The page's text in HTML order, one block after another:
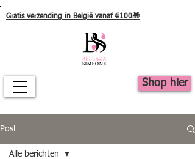
Shop hier
Gratis verzending in België vanaf €100🎁
Post
Alle berichten